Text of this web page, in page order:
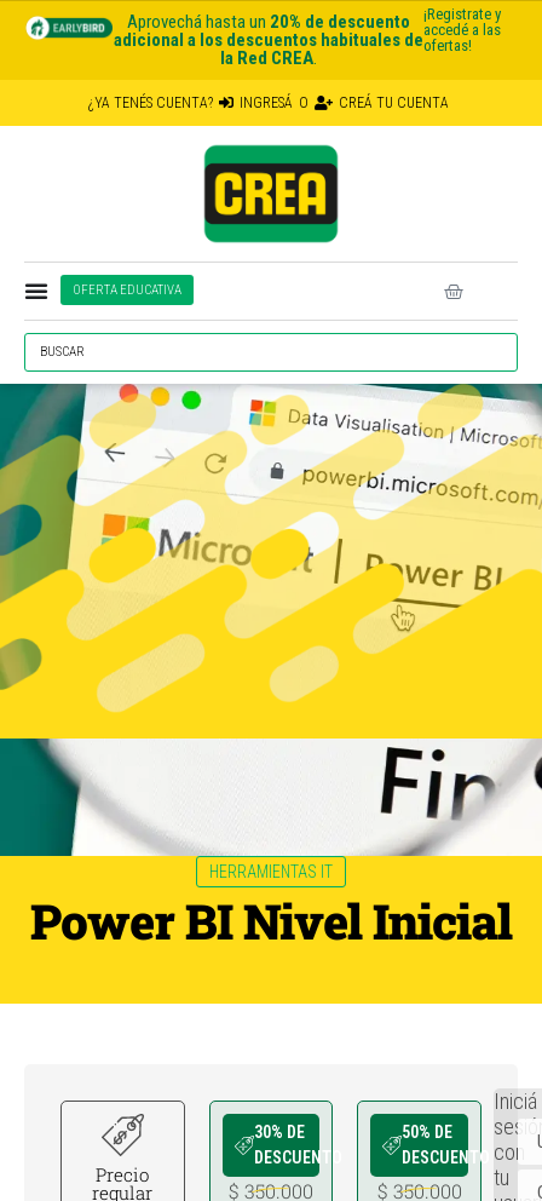
Aprovechá hasta un 20% de descuento
adicional a los descuentos habituales de
la Red CREA.
¡Registrate y
accedé a las
ofertas!
¿YA TENÉS CUENTA? INGRESÁ O CREÁ TU CUENTA
OFERTA EDUCATIVA
HERRAMIENTAS IT
Power BI Nivel Inicial
Precio
regular
30% DE
DESCUENTO
$ 350.000
50% DE
DESCUENTO
$ 350.000
Iniciá
con
tu